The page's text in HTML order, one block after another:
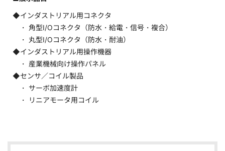
◆インダストリアル用コネクタ
・ 角型I/Oコネクタ（防水・給電・信号・複合）
・ 丸型I/Oコネクタ（防水・耐油）
◆インダストリアル用操作機器
・ 産業機械向け操作パネル
◆センサ／コイル製品
・ サーボ加速度計
・ リニアモータ用コイル